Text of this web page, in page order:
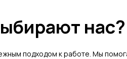
нас?
подходом к работе. Мы